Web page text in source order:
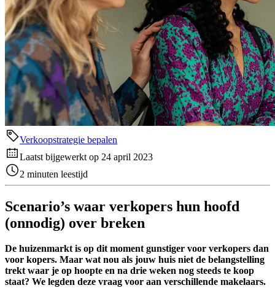
Verkoopstrategie bepalen
Laatst bijgewerkt op 24 april 2023
2 minuten leestijd
Scenario’s waar verkopers hun hoofd
(onnodig) over breken
De huizenmarkt is op dit moment gunstiger voor verkopers dan
voor kopers. Maar wat nou als jouw huis niet de belangstelling
trekt waar je op hoopte en na drie weken nog steeds te koop
staat? We legden deze vraag voor aan verschillende makelaars.